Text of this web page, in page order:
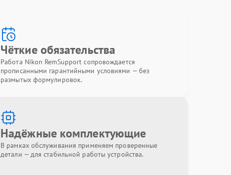
Чёткие обязательства
Работа Nikon RemSupport сопровождается
прописанными гарантийными условиями — без
размытых формулировок.
Надёжные комплектующие
В рамках обслуживания применяем проверенные
детали — для стабильной работы устройства.